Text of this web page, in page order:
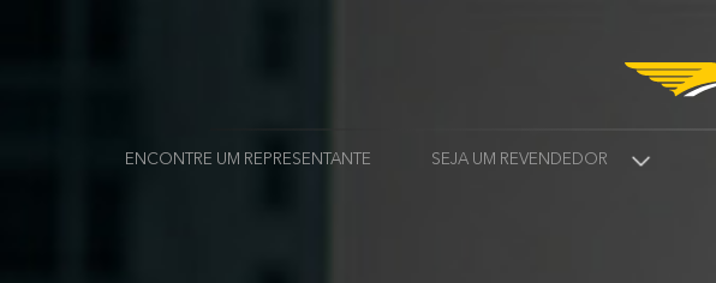
ENCONTRE UM REPRESENTANTE SEJA UM REVENDEDOR